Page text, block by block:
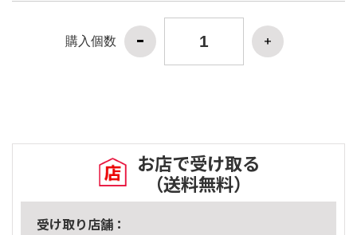
購入個数
お店で受け取る
（送料無料）
受け取り店舗：